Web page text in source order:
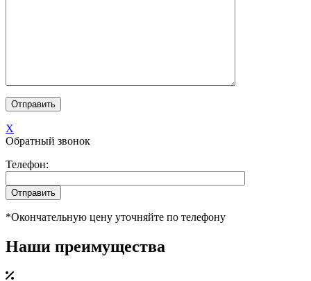
X
Обратный звонок
Телефон:
*Окончательную цену уточняйте по телефону
Наши преимущества